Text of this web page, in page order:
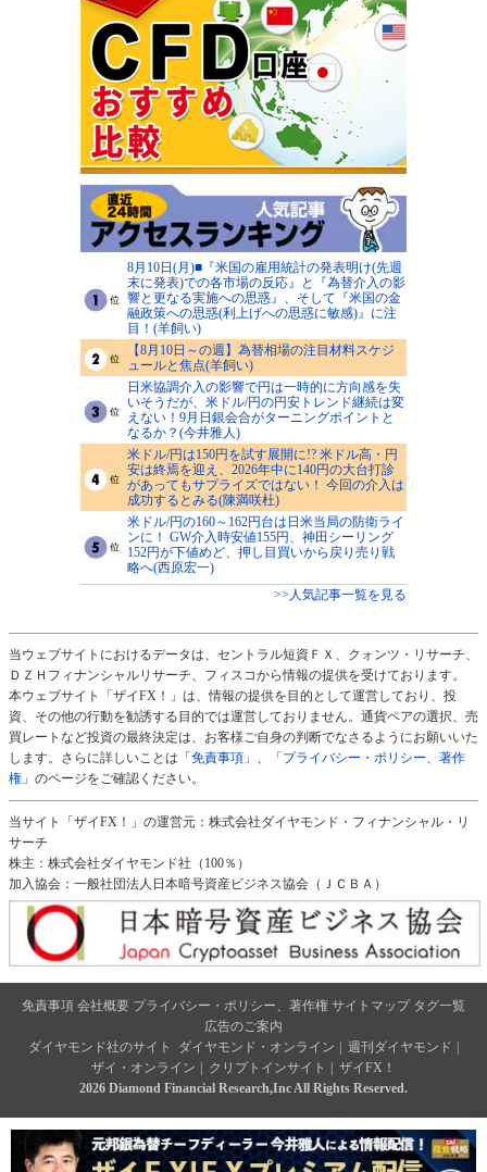
8月10日(月)■『米国の雇用統計の発表明け(先週
末に発表)での各市場の反応』と『為替介入の影
響と更なる実施への思惑』、そして『米国の金
融政策への思惑(利上げへの思惑に敏感)』に注
目！(羊飼い)
【8月10日～の週】為替相場の注目材料スケジ
ュールと焦点(羊飼い)
日米協調介入の影響で円は一時的に方向感を失
いそうだが、米ドル/円の円安トレンド継続は変
えない！9月日銀会合がターニングポイントと
なるか？(今井雅人)
米ドル/円は150円を試す展開に!? 米ドル高・円
安は終焉を迎え、2026年中に140円の大台打診
があってもサプライズではない！ 今回の介入は
成功するとみる(陳満咲杜)
米ドル/円の160～162円台は日米当局の防衛ライ
ンに！ GW介入時安値155円、神田シーリング
152円が下値めど、押し目買いから戻り売り戦
略へ(西原宏一)
>>人気記事一覧を見る
当ウェブサイトにおけるデータは、セントラル短資ＦＸ、クォンツ・リサーチ、
ＤＺＨフィナンシャルリサーチ、フィスコから情報の提供を受けております。
本ウェブサイト「ザイFX！」は、情報の提供を目的として運営しており、投
資、その他の行動を勧誘する目的では運営しておりません。通貨ペアの選択、売
買レートなど投資の最終決定は、お客様ご自身の判断でなさるようにお願いいた
します。さらに詳しいことは 「免責事項」 、
「プライバシー・ポリシー、著作
権」 のページをご確認ください。
当サイト「ザイFX！」の運営元：株式会社ダイヤモンド・フィナンシャル・リ
サーチ
株主：株式会社ダイヤモンド社（100％）
加入協会：一般社団法人日本暗号資産ビジネス協会（ＪＣＢＡ）
免責事項 会社概要 プライバシー・ポリシー、著作権 サイトマップ タグ一覧
広告のご案内
ダイヤモンド社のサイト
ダイヤモンド・オンライン 週刊ダイヤモンド
ザイ・オンライン
クリプトインサイト
ザイFX！
2026 Diamond Financial Research,Inc All Rights Reserved.